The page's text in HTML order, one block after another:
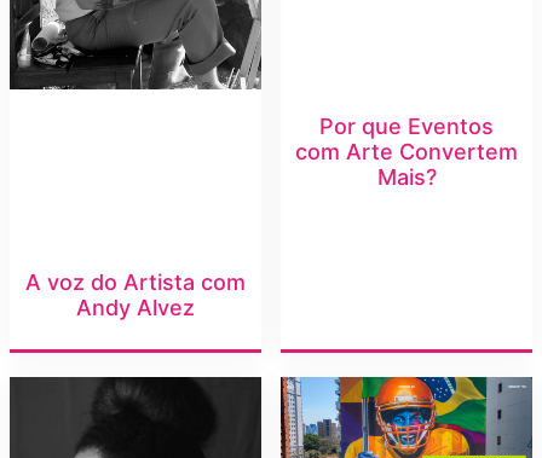
A voz do Artista com
Andy Alvez
Por que Eventos
com Arte Convertem
Mais?